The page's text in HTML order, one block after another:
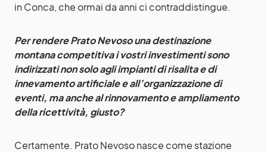
in Conca, che ormai da anni ci contraddistingue.
Per rendere Prato Nevoso una destinazione
montana competitiva i vostri investimenti sono
indirizzati non solo agli impianti di risalita e di
innevamento artificiale e all’organizzazione di
eventi, ma anche al rinnovamento e ampliamento
della ricettività, giusto?
Certamente. Prato Nevoso nasce come stazione